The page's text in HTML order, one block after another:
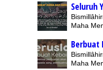
Seluruh
Maha
Berbuat
Maha